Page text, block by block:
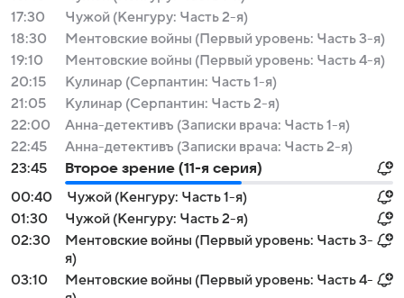
17:30
Чужой (Кенгуру: Часть 2-я)
18:30
Ментовские войны (Первый уровень: Часть 3-я)
19:10
Ментовские войны (Первый уровень: Часть 4-я)
20:15
Кулинар (Серпантин: Часть 1-я)
21:05
Кулинар (Серпантин: Часть 2-я)
22:00
Анна-детективъ (Записки врача: Часть 1-я)
22:45
Анна-детективъ (Записки врача: Часть 2-я)
23:45
Второе зрение (11-я серия)
00:40
Чужой (Кенгуру: Часть 1-я)
01:30
Чужой (Кенгуру: Часть 2-я)
02:30
Ментовские войны (Первый уровень: Часть 3-
я)
03:10
Ментовские войны (Первый уровень: Часть 4-